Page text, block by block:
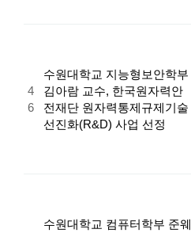
4
6
수원대학교 지능형보안학부
김아람 교수, 한국원자력안
전재단 원자력통제규제기술
선진화(R&D) 사업 선정
수원대학교 컴퓨터학부 준웨